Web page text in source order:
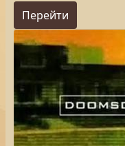
Перейти